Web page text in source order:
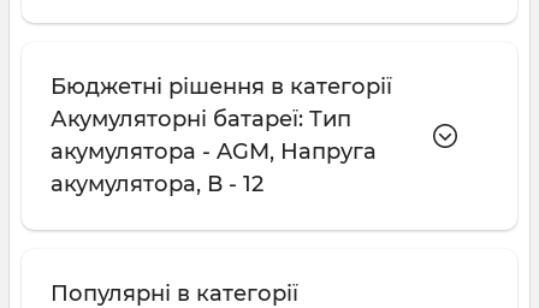
Бюджетні рішення в категорії
Акумуляторні батареї: Тип
акумулятора - AGM, Напруга
акумулятора, В - 12
Популярні в категорії